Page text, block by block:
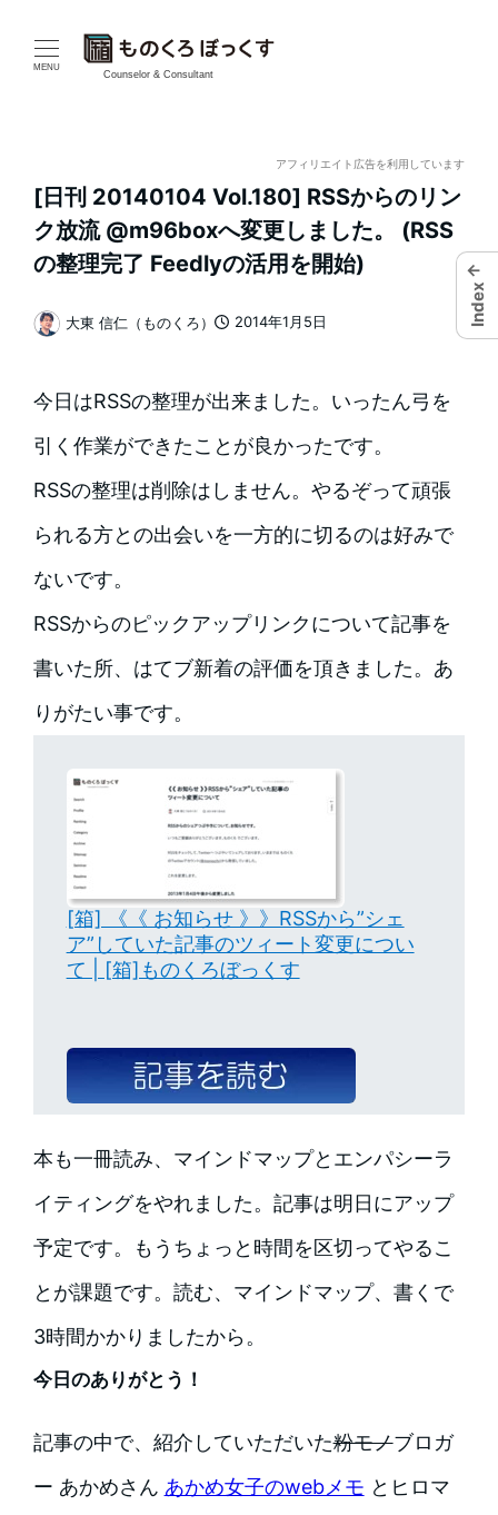
MENU
Counselor & Consultant
アフィリエイト広告を利用しています
[日刊 20140104 Vol.180] RSSからのリン
ク放流 @m96boxへ変更しました。 (RSS
の整理完了 Feedlyの活用を開始)
2014年1月5日
著
大東 信仁（ものくろ）
今日はRSSの整理が出来ました。いったん弓を
引く作業ができたことが良かったです。
RSSの整理は削除はしません。やるぞって頑張
られる方との出会いを一方的に切るのは好みで
ないです。
RSSからのピックアップリンクについて記事を
書いた所、はてブ新着の評価を頂きました。あ
りがたい事です。
[箱] 《《 お知らせ 》》RSSから”シェ
ア”していた記事のツィート変更につい
て | [箱]ものくろぼっくす
本も一冊読み、マインドマップとエンパシーラ
イティングをやれました。記事は明日にアップ
予定です。もうちょっと時間を区切ってやるこ
とが課題です。読む、マインドマップ、書くで
3時間かかりましたから。
今日のありがとう！
記事の中で、紹介していただいた粉モノブロガ
ー あかめさん あかめ女子のwebメモ とヒロマ
←
Index